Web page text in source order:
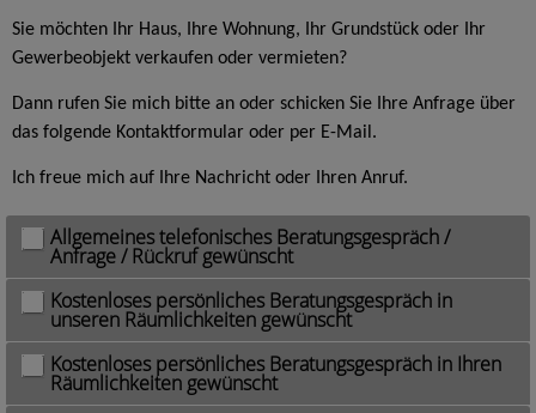
Sie möchten Ihr Haus, Ihre Wohnung, Ihr Grundstück oder Ihr
Gewerbeobjekt verkaufen oder vermieten?
Dann rufen Sie mich bitte an oder schicken Sie Ihre Anfrage über
das folgende Kontaktformular oder per E-Mail.
Ich freue mich auf Ihre Nachricht oder Ihren Anruf.
Allgemeines telefonisches Beratungsgespräch /
Anfrage / Rückruf gewünscht
Kostenloses persönliches Beratungsgespräch in
unseren Räumlichkeiten gewünscht
Kostenloses persönliches Beratungsgespräch in Ihren
Räumlichkeiten gewünscht